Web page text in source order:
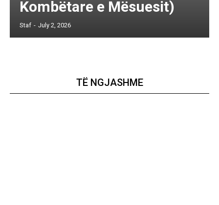
Kombëtare e Mësuesit)
Staf - July 2, 2026
TË NGJASHME